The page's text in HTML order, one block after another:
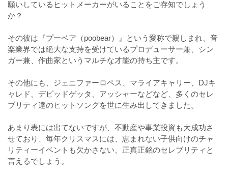
願いしているヒットメーカーがいることをご存知でしょう
か？
その彼は『プーベア（poobear）』という愛称で親しまれ、音
楽業界では絶大な支持を受けているプロデューサー兼、シン
ガー兼、作曲家というマルチな才能の持ち主です。
その他にも、ジェニファーロペス、マライアキャリー、DJキ
ャレド、デビッドゲッタ、アッシャーなどなど、多くのセレ
ブリティ達のヒットソングを世に生み出してきました。
あまり表には出てないですが、不動産や事業投資も大成功さ
せており、毎年クリスマスには、恵まれない子供向けのチャ
リティーイベントも欠かさない、正真正銘のセレブリティと
言えるでしょう。